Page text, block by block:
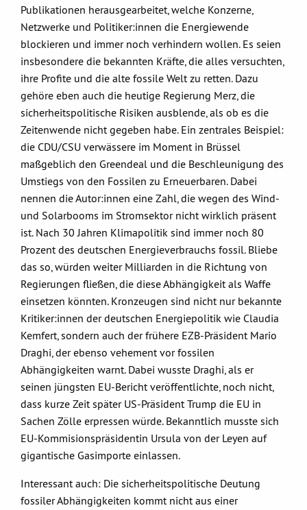
Publikationen herausgearbeitet, welche Konzerne,
Netzwerke und Politiker:innen die Energiewende
blockieren und immer noch verhindern wollen. Es seien
insbesondere die bekannten Kräfte, die alles versuchten,
ihre Profite und die alte fossile Welt zu retten. Dazu
gehöre eben auch die heutige Regierung Merz, die
sicherheitspolitische Risiken ausblende, als ob es die
Zeitenwende nicht gegeben habe. Ein zentrales Beispiel:
die CDU/CSU verwässere im Moment in Brüssel
maßgeblich den Greendeal und die Beschleunigung des
Umstiegs von den Fossilen zu Erneuerbaren. Dabei
nennen die Autor:innen eine Zahl, die wegen des Wind-
und Solarbooms im Stromsektor nicht wirklich präsent
ist. Nach 30 Jahren Klimapolitik sind immer noch 80
Prozent des deutschen Energieverbrauchs fossil. Bliebe
das so, würden weiter Milliarden in die Richtung von
Regierungen fließen, die diese Abhängigkeit als Waffe
einsetzen könnten. Kronzeugen sind nicht nur bekannte
Kritiker:innen der deutschen Energiepolitik wie Claudia
Kemfert, sondern auch der frühere EZB-Präsident Mario
Draghi, der ebenso vehement vor fossilen
Abhängigkeiten warnt. Dabei wusste Draghi, als er
seinen jüngsten EU-Bericht veröffentlichte, noch nicht,
dass kurze Zeit später US-Präsident Trump die EU in
Sachen Zölle erpressen würde. Bekanntlich musste sich
EU-Kommisionspräsidentin Ursula von der Leyen auf
gigantische Gasimporte einlassen.
Interessant auch: Die sicherheitspolitische Deutung
fossiler Abhängigkeiten kommt nicht aus einer